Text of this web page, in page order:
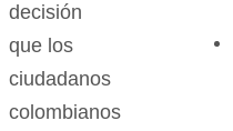
decisión
que los
ciudadanos
colombianos